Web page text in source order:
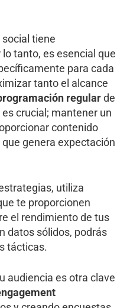
social tiene
tanto, es esencial que
para cada
tanto el alcance
regularde
crucial; mantener un
contenido
genera expectación
utiliza
te proporcionen
el rendimiento de tus
datos sólidos, podrás
tácticas.
audiencia es otra clave